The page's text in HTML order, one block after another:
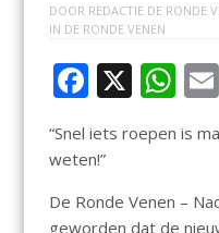
DOOR REDACTIE DE RONDE
IN DE RONDE VENEN
F
e
o
X W
at
A
E
“Snel iets roepen is
weten!”
De Ronde Venen –
geworden dat de